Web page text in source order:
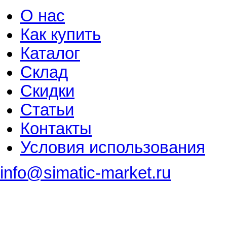
О нас
Как купить
Каталог
Склад
Скидки
Статьи
Контакты
Условия использования
info@simatic-market.ru